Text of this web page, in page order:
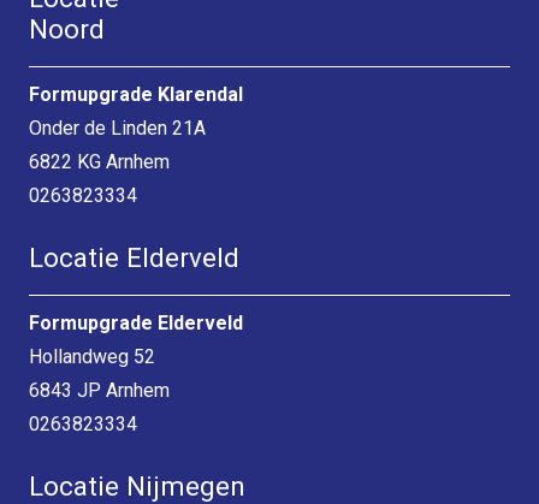
Noord
Formupgrade Klarendal
Onder de Linden 21A
6822 KG Arnhem
0263823334
Locatie Elderveld
Formupgrade Elderveld
Hollandweg 52
6843 JP Arnhem
0263823334
Locatie Nijmegen